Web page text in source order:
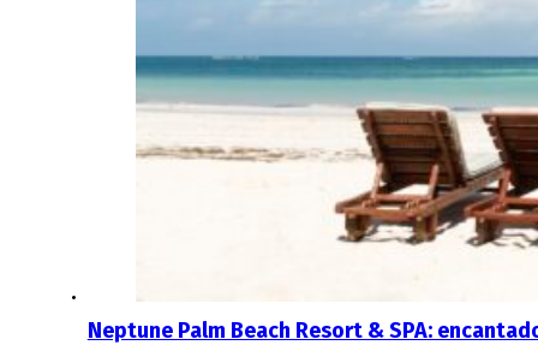
Neptune Palm Beach Resort & SPA: